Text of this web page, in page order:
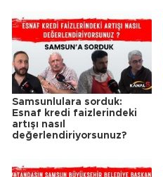
Samsunlulara sorduk:
Esnaf kredi faizlerindeki
artışı nasıl
değerlendiriyorsunuz?